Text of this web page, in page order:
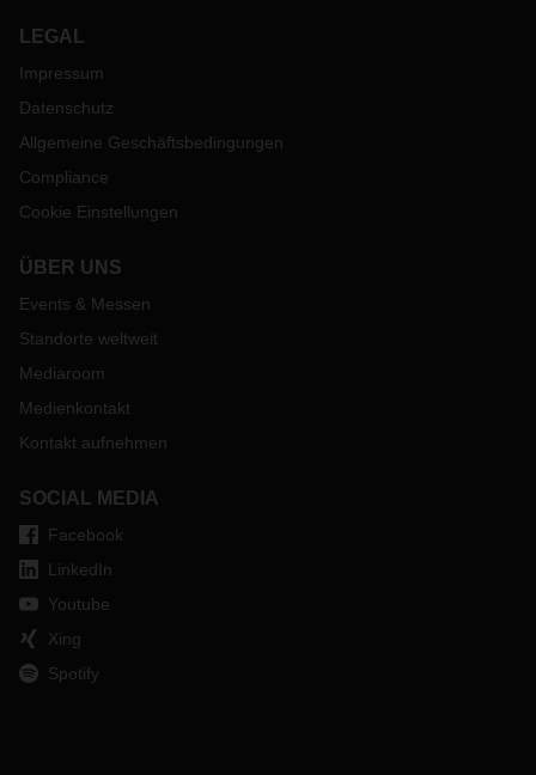
LEGAL
Impressum
Datenschutz
Allgemeine Geschäftsbedingungen
Compliance
Cookie Einstellungen
ÜBER UNS
Events & Messen
Standorte weltweit
Mediaroom
Medienkontakt
Kontakt aufnehmen
SOCIAL MEDIA
Facebook
LinkedIn
Youtube
Xing
Spotify